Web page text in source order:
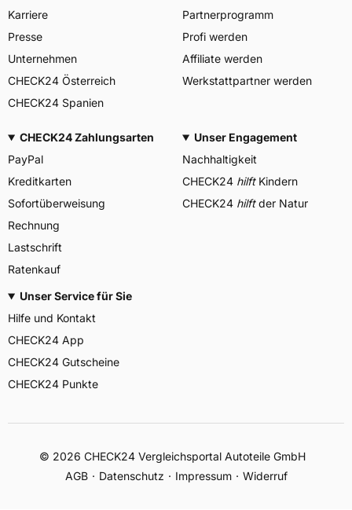
Karriere
Presse
Unternehmen
CHECK24 Österreich
CHECK24 Spanien
Partnerprogramm
Profi werden
Affiliate werden
Werkstattpartner werden
CHECK24 Zahlungsarten
PayPal
Kreditkarten
Sofortüberweisung
Rechnung
Lastschrift
Ratenkauf
Unser Engagement
Nachhaltigkeit
CHECK24 hilftKindern
CHECK24 hilftder Natur
Unser Service für Sie
Hilfe und Kontakt
CHECK24 App
CHECK24 Gutscheine
CHECK24 Punkte
© 2026 CHECK24 Vergleichsportal Autoteile GmbH
AGB
Datenschutz Impressum Widerruf